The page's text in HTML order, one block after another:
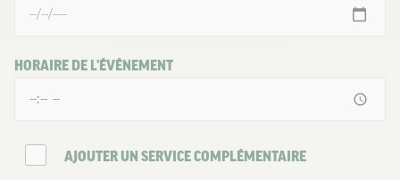
HORAIRE DE L'ÉVÉNEMENT
AJOUTER UN SERVICE COMPLÉMENTAIRE